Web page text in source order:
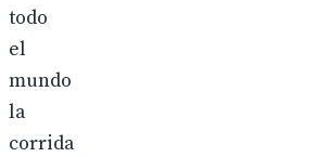
todo
el
mundo
la
corrida